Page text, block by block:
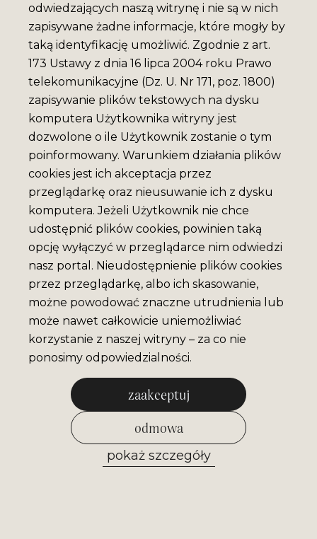
odwiedzających naszą witrynę i nie są w nich
zapisywane żadne informacje, które mogły by
taką identyfikację umożliwić. Zgodnie z art.
173 Ustawy z dnia 16 lipca 2004 roku Prawo
telekomunikacyjne (Dz. U. Nr 171, poz. 1800)
zapisywanie plików tekstowych na dysku
komputera Użytkownika witryny jest
dozwolone o ile Użytkownik zostanie o tym
poinformowany. Warunkiem działania plików
cookies jest ich akceptacja przez
przeglądarkę oraz nieusuwanie ich z dysku
komputera. Jeżeli Użytkownik nie chce
udostępnić plików cookies, powinien taką
opcję wyłączyć w przeglądarce nim odwiedzi
nasz portal. Nieudostępnienie plików cookies
przez przeglądarkę, albo ich skasowanie,
możne powodować znaczne utrudnienia lub
może nawet całkowicie uniemożliwiać
korzystanie z naszej witryny – za co nie
ponosimy odpowiedzialności.
zaakceptuj
odmowa
pokaż szczegóły
7 Pln
MAGNES MUZEUM
NIKIFORA V.1